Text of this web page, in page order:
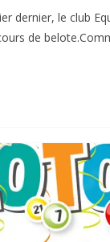
dernier, le club
de